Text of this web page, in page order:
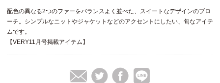
配色の異なる2つのファーをバランスよく並べた、スイートなデザインのブロ
ーチ。シンプルなニットやジャケットなどのアクセントにしたい、旬なアイテ
ムです。
【VERY11月号掲載アイテム】